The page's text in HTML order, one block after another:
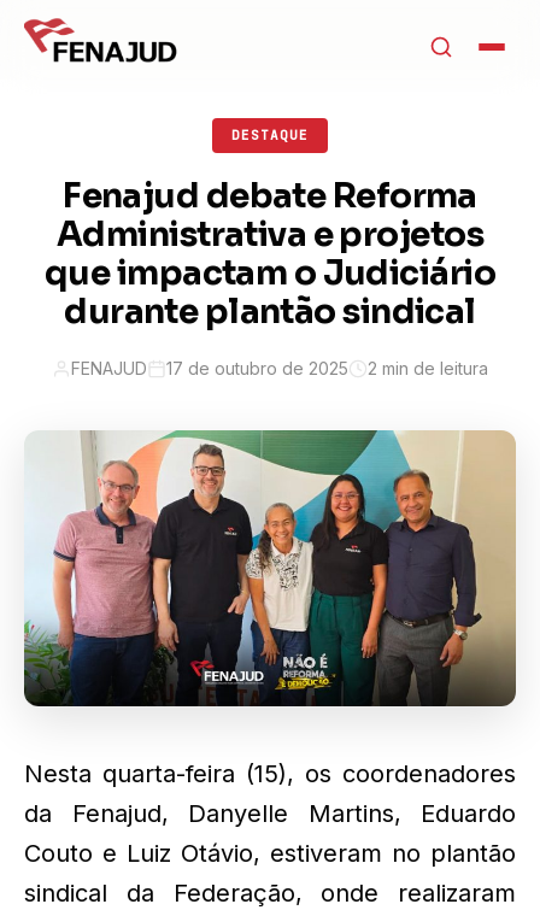
DESTAQUE
Fenajud debate Reforma
Administrativa e projetos
que impactam o Judiciário
durante plantão sindical
FENAJUD 17 de outubro de 2025 2 min de leitura
Nesta quarta-feira (15), os coordenadores
da Fenajud, Danyelle Martins, Eduardo
Couto e Luiz Otávio, estiveram no plantão
sindical da Federação, onde realizaram